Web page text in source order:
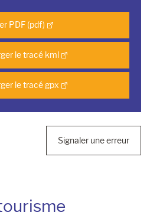
PDF (pdf)
le tracé kml
le tracé gpx
Signaler une erreur